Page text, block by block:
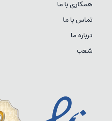
همکاری با ما
تماس با ما
درباره ما
شعب